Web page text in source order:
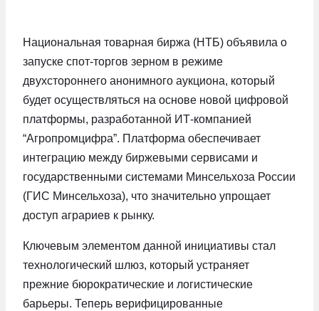
Национальная товарная биржа (НТБ) объявила о
запуске спот-торгов зерном в режиме
двухстороннего анонимного аукциона, который
будет осуществляться на основе новой цифровой
платформы, разработанной ИТ-компанией
“Агропромцифра”. Платформа обеспечивает
интеграцию между биржевыми сервисами и
государственными системами Минсельхоза России
(ГИС Минсельхоза), что значительно упрощает
доступ аграриев к рынку.
Ключевым элементом данной инициативы стал
технологический шлюз, который устраняет
прежние бюрократические и логистические
барьеры. Теперь верифицированные